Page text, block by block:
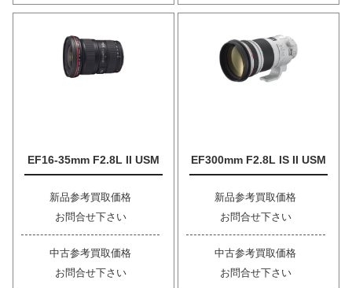
EF16-35mm F2.8L II USM
新品参考買取価格
お問合せ下さい
中古参考買取価格
お問合せ下さい
EF300mm F2.8L IS II USM
新品参考買取価格
お問合せ下さい
中古参考買取価格
お問合せ下さい